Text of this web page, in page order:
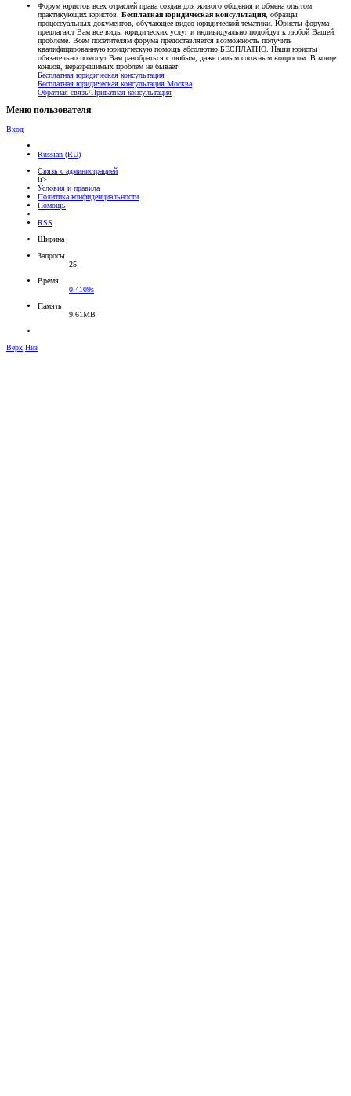
Форум юристов всех отраслей права создан для живого общения и обмена опытом
практикующих юристов. Бесплатная юридическая консультация , образцы
процессуальных документов, обучающее видео юридической тематики. Юристы форума
предлагают Вам все виды юридических услуг и индивидуально подойдут к любой Вашей
проблеме. Всем посетителям форума предоставляется возможность получить
квалифицированную юридическую помощь абсолютно БЕСПЛАТНО. Наши юристы
обязательно помогут Вам разобраться с любым, даже самым сложным вопросом. В конце
концов, неразрешимых проблем не бывает!
Бесплатная юридическая консультация
Бесплатная юридическая консультация Москва
Обратная связь/Приватная консультация
Меню пользователя
Вход
Russian (RU)
Связь с администрацией
li>
Условия и правила
Политика конфиденциальности
Помощь
RSS
Ширина
Запросы
25
Время
0.4109s
Память
9.61MB
Верх Низ